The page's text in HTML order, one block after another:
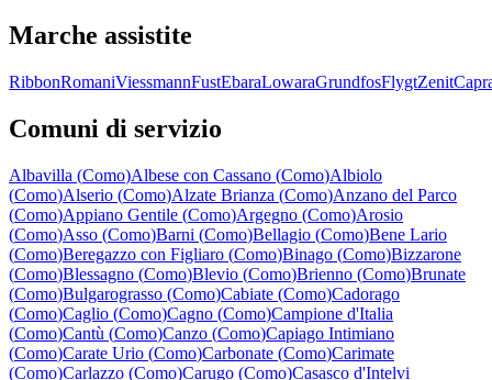
Marche assistite
RibbonRomaniViessmannFustEbaraLowaraGrundfosFlygtZenit
Comuni di servizio
Albavilla (Como)Albese con Cassano (Como)Albiolo
(Como)Alserio (Como)Alzate Brianza (Como)Anzano del Parco
(Como)Appiano Gentile (Como)Argegno (Como)Arosio
(Como)Asso (Como)Barni (Como)Bellagio (Como)Bene Lario
(Como)Beregazzo con Figliaro (Como)Binago (Como)Bizzarone
(Como)Blessagno (Como)Blevio (Como)Brienno (Como)Brunate
(Como)Bulgarograsso (Como)Cabiate (Como)Cadorago
(Como)Caglio (Como)Cagno (Como)Campione d'Italia
(Como)Cantù (Como)Canzo (Como)Capiago Intimiano
(Como)Carate Urio (Como)Carbonate (Como)Carimate
(Como)Carlazzo (Como)Carugo (Como)Casasco d'Intelvi